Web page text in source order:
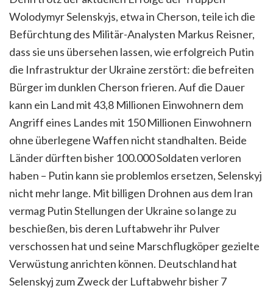
Wolodymyr Selenskyjs, etwa in Cherson, teile ich die
Befürchtung des Militär-Analysten Markus Reisner,
dass sie uns übersehen lassen, wie erfolgreich Putin
die Infrastruktur der Ukraine zerstört: die befreiten
Bürger im dunklen Cherson frieren. Auf die Dauer
kann ein Land mit 43,8 Millionen Einwohnern dem
Angriff eines Landes mit 150 Millionen Einwohnern
ohne überlegene Waffen nicht standhalten. Beide
Länder dürften bisher 100.000 Soldaten verloren
haben – Putin kann sie problemlos ersetzen, Selenskyj
nicht mehr lange. Mit billigen Drohnen aus dem Iran
vermag Putin Stellungen der Ukraine so lange zu
beschießen, bis deren Luftabwehr ihr Pulver
verschossen hat und seine Marschflugköper gezielte
Verwüstung anrichten können. Deutschland hat
Selenskyj zum Zweck der Luftabwehr bisher 7